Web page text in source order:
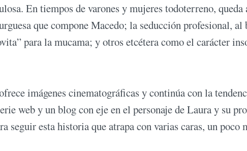
En tiempos de varones y mujeres todoterreno, queda
que compone Macedo; la seducción profesional, al
para la mucama; y otros etcétera como el carácter
imágenes cinematográficas y continúa con la
web y un blog con eje en el personaje de Laura y su
seguir esta historia que atrapa con varias caras, un poco